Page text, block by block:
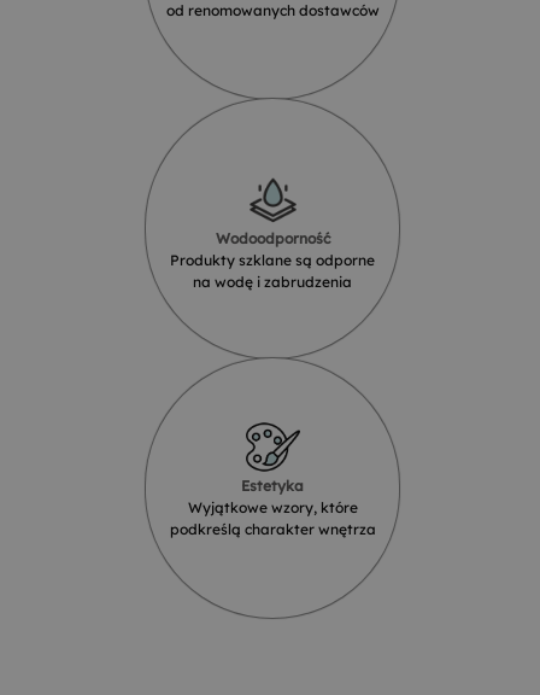
od renomowanych dostawców
Wodoodporność
Produkty szklane są odporne
na wodę i zabrudzenia
Estetyka
Wyjątkowe wzory, które
podkreślą charakter wnętrza